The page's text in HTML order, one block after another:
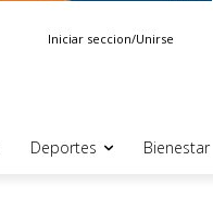
Iniciar seccion/Unirse
Deportes Bienestar